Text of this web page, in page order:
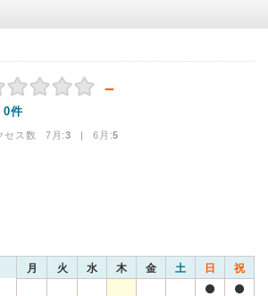
－
0件
セス数 7月:3 | 6月:5
月 火 水 木 金 土 日 祝